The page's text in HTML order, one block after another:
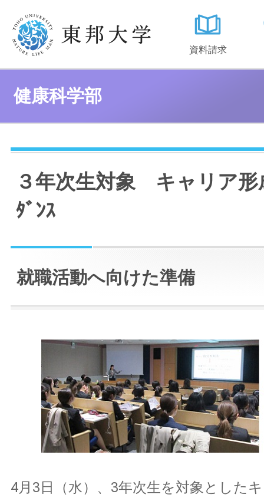
資料請求
健康科学部
３年次生対象 キャリア形
ﾀﾞﾝｽ
就職活動へ向けた準備
4月3日（水）、3年次生を対象とした